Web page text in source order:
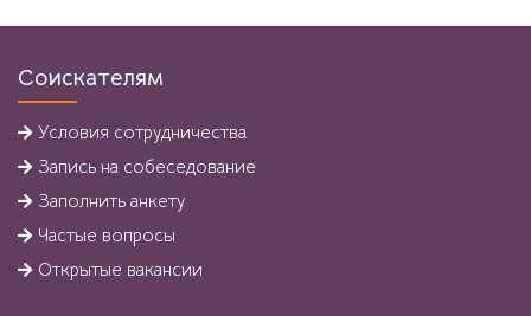
Соискателям
Условия сотрудничества
Запись на собеседование
Заполнить анкету
Частые вопросы
Открытые вакансии